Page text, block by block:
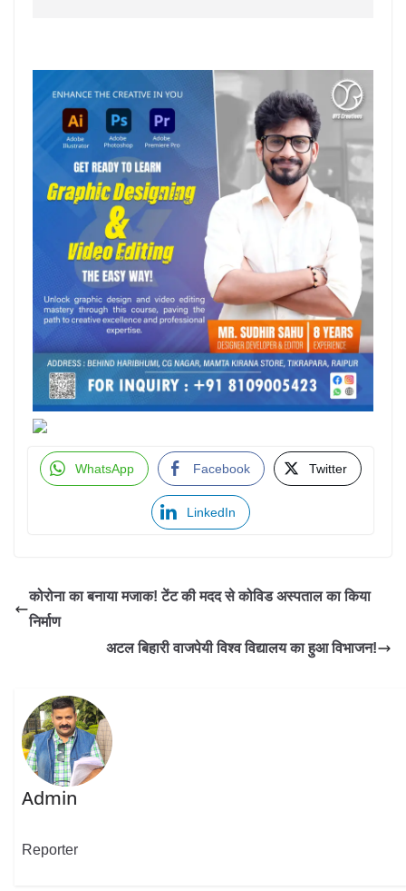
WhatsApp Facebook Twitter
LinkedIn
कोरोना का बनाया मजाक! टेंट की मदद से कोविड अस्पताल का किया
निर्माण
अटल बिहारी वाजपेयी विश्व विद्यालय का हुआ विभाजन!
Admin
Reporter